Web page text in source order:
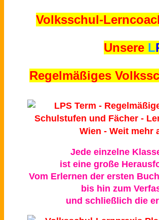
Volksschul-
Unsere L
Regelmäßiges
Jede einzelne
ist eine große
Vom Erlernen der ersten
bis hin zum
und schließlich die